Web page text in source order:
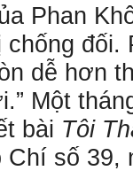
Phan
đối.
dễ hơn
Một
bài Tôi
Chí số 39,